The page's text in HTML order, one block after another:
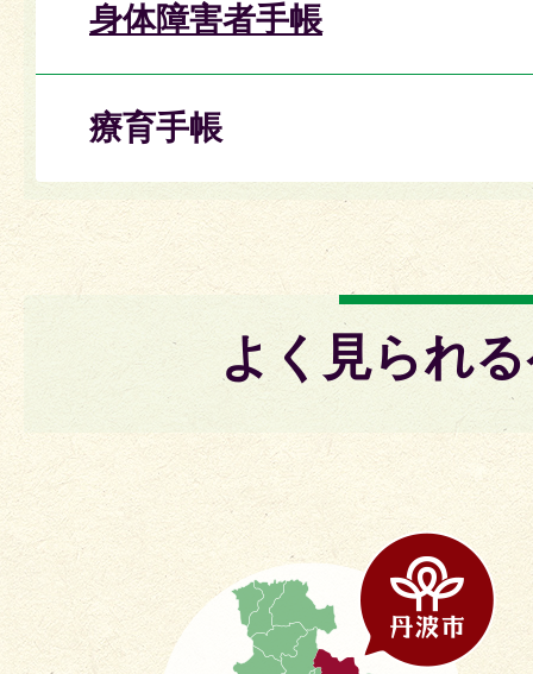
身体障害者手帳
療育手帳
よく見られ